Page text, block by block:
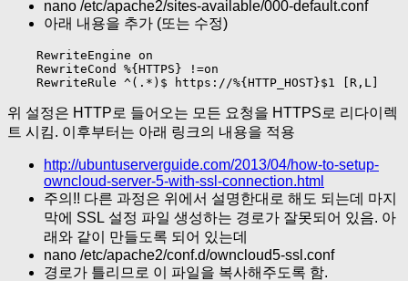
nano /etc/apache2/sites-available/000-default.conf
아래 내용을 추가 (또는 수정)
    RewriteRule ^(.*)$ https://%{HTTP_HOST}$1 [R,L]
위 설정은 HTTP로 들어오는 모든 요청을 HTTPS로 리다이렉
트 시킴. 이후부터는 아래 링크의 내용을 적용
http://ubuntuserverguide.com/2013/04/how-to-setup-
owncloud-server-5-with-ssl-connection.html
주의!! 다른 과정은 위에서 설명한대로 해도 되는데 마지
막에 SSL 설정 파일 생성하는 경로가 잘못되어 있음. 아
래와 같이 만들도록 되어 있는데
nano /etc/apache2/conf.d/owncloud5-ssl.conf
경로가 틀리므로 이 파일을 복사해주도록 함.